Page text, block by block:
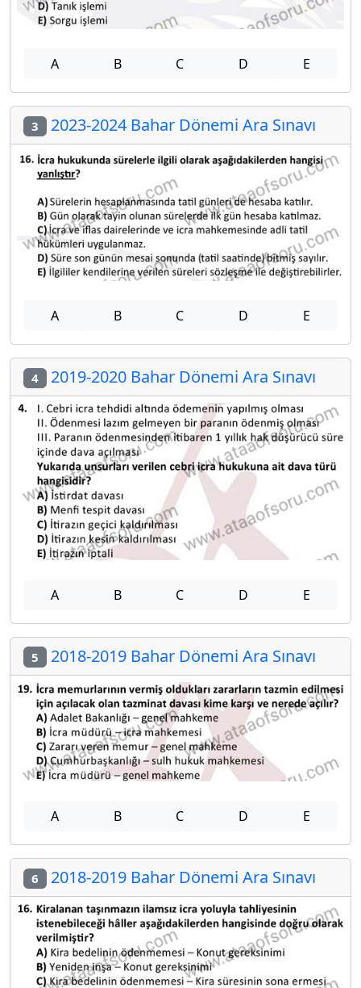
A B C D E
3 2023-2024 Bahar Dönemi Ara Sınavı
A B C D E
4 2019-2020 Bahar Dönemi Ara Sınavı
A B C D E
5 2018-2019 Bahar Dönemi Ara Sınavı
A B C D E
6 2018-2019 Bahar Dönemi Ara Sınavı